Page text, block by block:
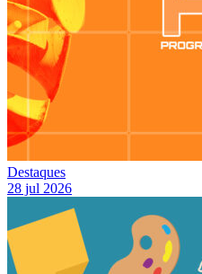
Destaques
28 jul 2026